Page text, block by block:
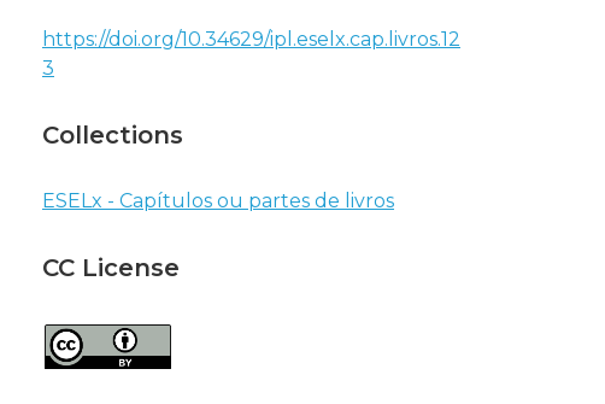
https://doi.org/10.34629/ipl.eselx.cap.livros.12
3
Collections
ESELx - Capítulos ou partes de livros
CC License